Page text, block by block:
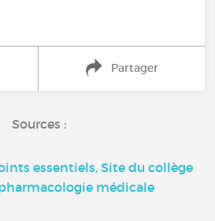
Partager
Sources :
essentiels, Site du collège
médicale